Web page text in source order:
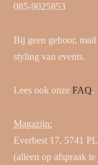
085-9025853
Bij geen gehoor,
styling van events.
Lees ook onzeFAQ.
Magazijn:
Everbest 17, 5741
(alleen op afspraak